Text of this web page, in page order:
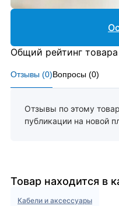
Отзывы (0)Вопросы (0)
Отзывы по этому
публикации на новой
Общий рейтинг товара
Товар находится в
Кабели и аксессуары